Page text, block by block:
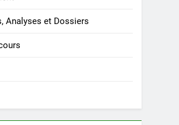
Analyses et Dossiers